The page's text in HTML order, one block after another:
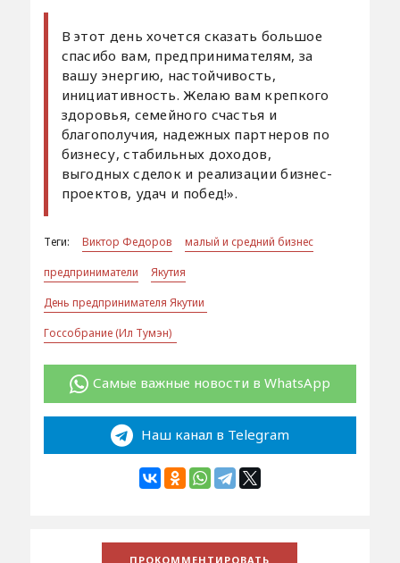
В этот день хочется сказать большое
спасибо вам, предпринимателям, за
вашу энергию, настойчивость,
инициативность. Желаю вам крепкого
здоровья, семейного счастья и
благополучия, надежных партнеров по
бизнесу, стабильных доходов,
выгодных сделок и реализации бизнес-
проектов, удач и побед!».
Теги: Виктор Федоров
малый и средний бизнес
предприниматели
Якутия
День предпринимателя Якутии
Госсобрание (Ил Тумэн)
Самые важные новости в WhatsApp
Наш канал в Telegram